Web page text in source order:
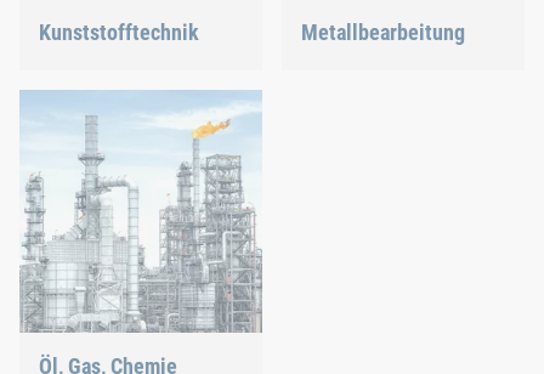
Kunststofftechnik
Produkte aus Kunststoff,
um Ihnen eine ideale
Lösung zu bieten.
Metallbearbeitung
Öl, Gas, Chemie